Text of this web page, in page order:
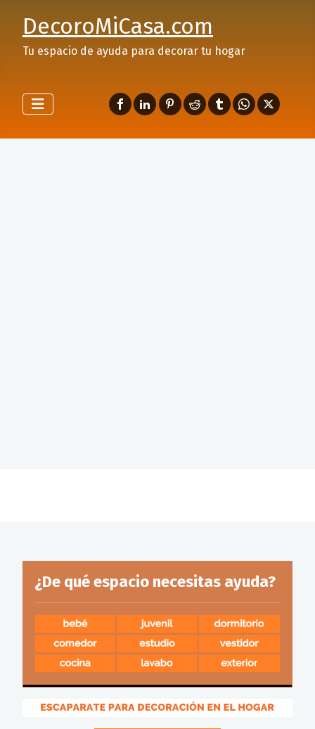
DecoroMiCasa.com
Tu espacio de ayuda para decorar tu hogar
¿De qué espacio necesitas ayuda?